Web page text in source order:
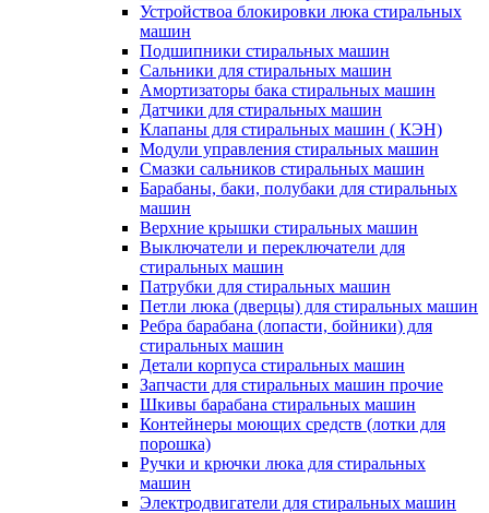
Устройствоа блокировки люка стиральных
машин
Подшипники стиральных машин
Сальники для стиральных машин
Амортизаторы бака стиральных машин
Датчики для стиральных машин
Клапаны для стиральных машин ( КЭН)
Модули управления стиральных машин
Смазки сальников стиральных машин
Барабаны, баки, полубаки для стиральных
машин
Верхние крышки стиральных машин
Выключатели и переключатели для
стиральных машин
Патрубки для стиральных машин
Петли люка (дверцы) для стиральных машин
Ребра барабана (лопасти, бойники) для
стиральных машин
Детали корпуса стиральных машин
Запчасти для стиральных машин прочие
Шкивы барабана стиральных машин
Контейнеры моющих средств (лотки для
порошка)
Ручки и крючки люка для стиральных
машин
Электродвигатели для стиральных машин